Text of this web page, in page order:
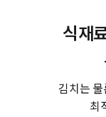
식재
김치는
최